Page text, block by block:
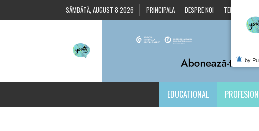
SÂMBĂTĂ, AUGUST 8 2026 PRINCIPALA DESPRE NOI TERMENI ȘI
EDUCATIONAL
by